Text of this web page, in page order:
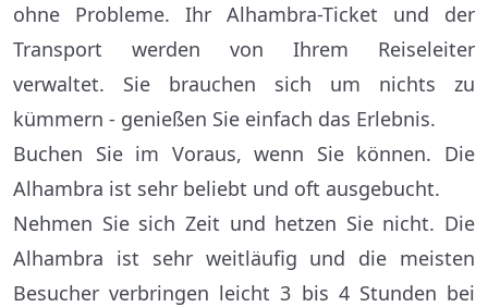
ohne Probleme. Ihr Alhambra-Ticket und der
Transport werden von Ihrem Reiseleiter
verwaltet. Sie brauchen sich um nichts zu
kümmern - genießen Sie einfach das Erlebnis.
Buchen Sie im Voraus, wenn Sie können. Die
Alhambra ist sehr beliebt und oft ausgebucht.
Nehmen Sie sich Zeit und hetzen Sie nicht. Die
Alhambra ist sehr weitläufig und die meisten
Besucher verbringen leicht 3 bis 4 Stunden bei